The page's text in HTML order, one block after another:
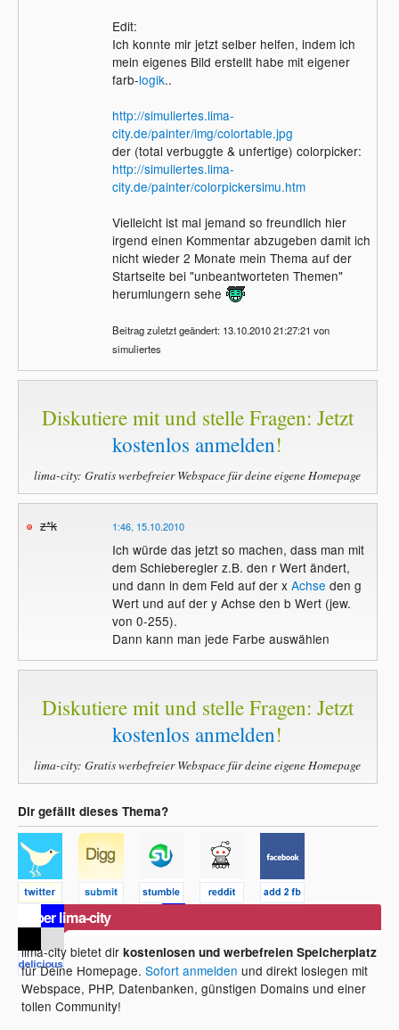
Edit:
Ich konnte mir jetzt selber helfen, indem ich
mein eigenes Bild erstellt habe mit eigener
farb-logik..
http://simuliertes.lima-
city.de/painter/img/colortable.jpg
der (total verbuggte & unfertige) colorpicker:
http://simuliertes.lima-
city.de/painter/colorpickersimu.htm
Vielleicht ist mal jemand so freundlich hier
irgend einen Kommentar abzugeben damit ich
nicht wieder 2 Monate mein Thema auf der
Startseite bei "unbeantworteten Themen"
herumlungern sehe
Beitrag zuletzt geändert: 13.10.2010 21:27:21 von
simuliertes
Diskutiere mit und stelle Fragen: Jetzt
kostenlos anmelden!
lima-city: Gratis werbefreier Webspace für deine eigene Homepage
z*k 1:46, 15.10.2010
Ich würde das jetzt so machen, dass man mit
dem Schieberegler z.B. den r Wert ändert,
und dann in dem Feld auf der x Achse den g
Wert und auf der y Achse den b Wert (jew.
von 0-255).
Dann kann man jede Farbe auswählen
Diskutiere mit und stelle Fragen: Jetzt
kostenlos anmelden!
lima-city: Gratis werbefreier Webspace für deine eigene Homepage
Dir gefällt dieses Thema?
Über lima-city
lima-city bietet dirkostenlosen und werbefreien Speicherplatz
für Deine Homepage.Sofort anmelden und direkt loslegen mit
Webspace, PHP, Datenbanken, günstigen Domains und einer
tollen Community!